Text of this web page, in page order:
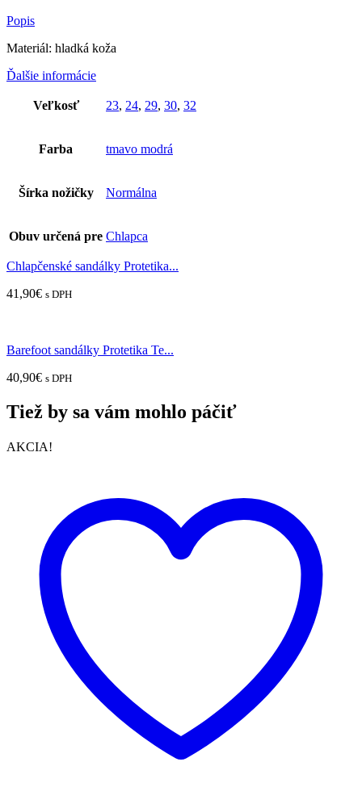
Popis
Materiál: hladká koža
Ďalšie informácie
Veľkosť 23, 24, 29, 30, 32
Farba tmavo modrá
Šírka nožičky Normálna
Obuv určená pre Chlapca
Chlapčenské sandálky Protetika...
41,90€ s DPH
Barefoot sandálky Protetika Te...
40,90€ s DPH
Tiež by sa vám mohlo páčiť
AKCIA!